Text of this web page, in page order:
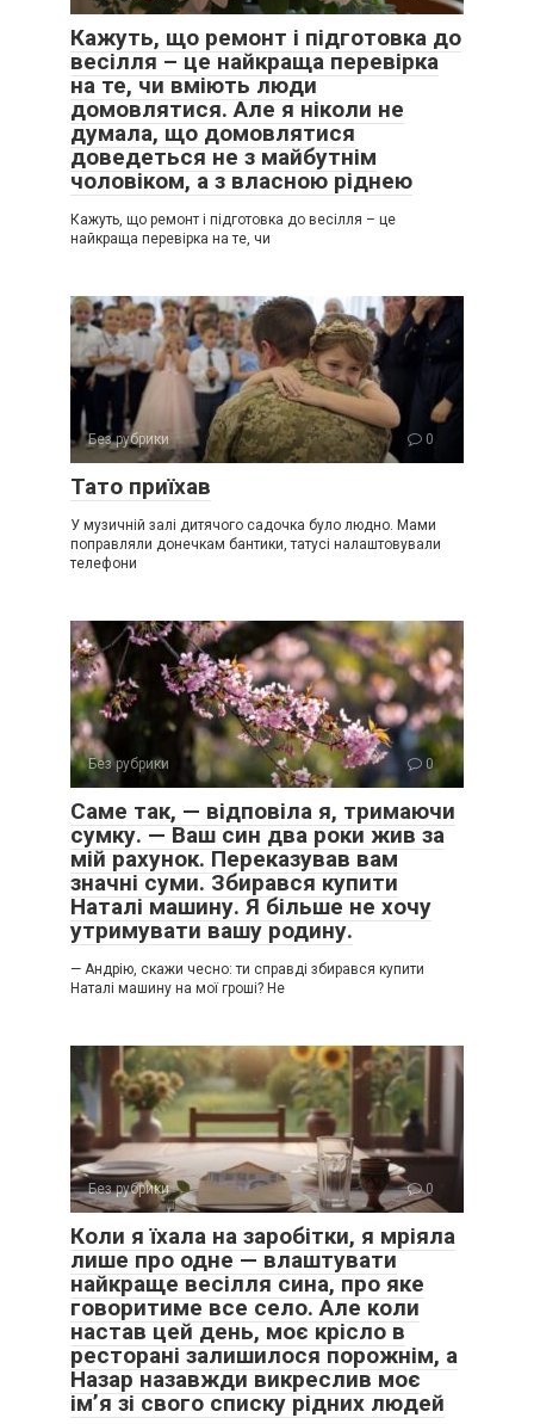
Кажуть, що ремонт і підготовка до
весілля – це найкраща перевірка
на те, чи вміють люди
домовлятися. Але я ніколи не
думала, що домовлятися
доведеться не з майбутнім
чоловіком, а з власною ріднею
Кажуть, що ремонт і підготовка до весілля – це
найкраща перевірка на те, чи
Без рубрики 0
Тато приїхав
У музичній залі дитячого садочка було людно. Мами
поправляли донечкам бантики, татусі налаштовували
телефони
Без рубрики 0
Саме так, — відповіла я, тримаючи
сумку. — Ваш син два роки жив за
мій рахунок. Переказував вам
значні суми. Збирався купити
Наталі машину. Я більше не хочу
утримувати вашу родину.
— Андрію, скажи чесно: ти справді збирався купити
Наталі машину на мої гроші? Не
Без рубрики 0
Коли я їхала на заробітки, я мріяла
лише про одне — влаштувати
найкраще весілля сина, про яке
говоритиме все село. Але коли
настав цей день, моє крісло в
ресторані залишилося порожнім, а
Назар назавжди викреслив моє
ім’я зі свого списку рідних людей